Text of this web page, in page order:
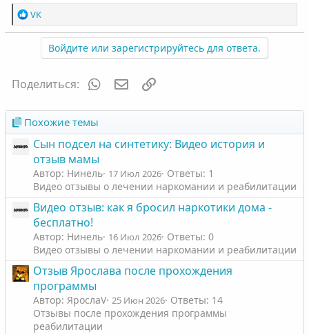
Р
е
и
VK
Войдите или зарегистрируйтесь для ответа.
Поделиться: WhatsAppЭлектронная почта
Похожие темы
Сын подсел на синтетику: Видео история и
отзыв мамы
Автор: Нинель 17 Июл 2026 Ответы: 1
Видео отзывы о лечении наркомании и реабилитации
Видео отзыв: как я бросил наркотики дома -
бесплатно!
Автор: Нинель 16 Июл 2026 Ответы: 0
Видео отзывы о лечении наркомании и реабилитации
Отзыв Ярослава после прохождения
программы
Автор: ЯрослаV 25 Июн 2026 Ответы: 14
Отзывы после прохождения программы
реабилитации